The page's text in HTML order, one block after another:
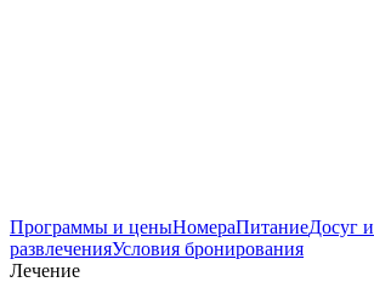
Программы и ценыНомераПитаниеДосуг и
развлеченияУсловия бронирования
Лечение